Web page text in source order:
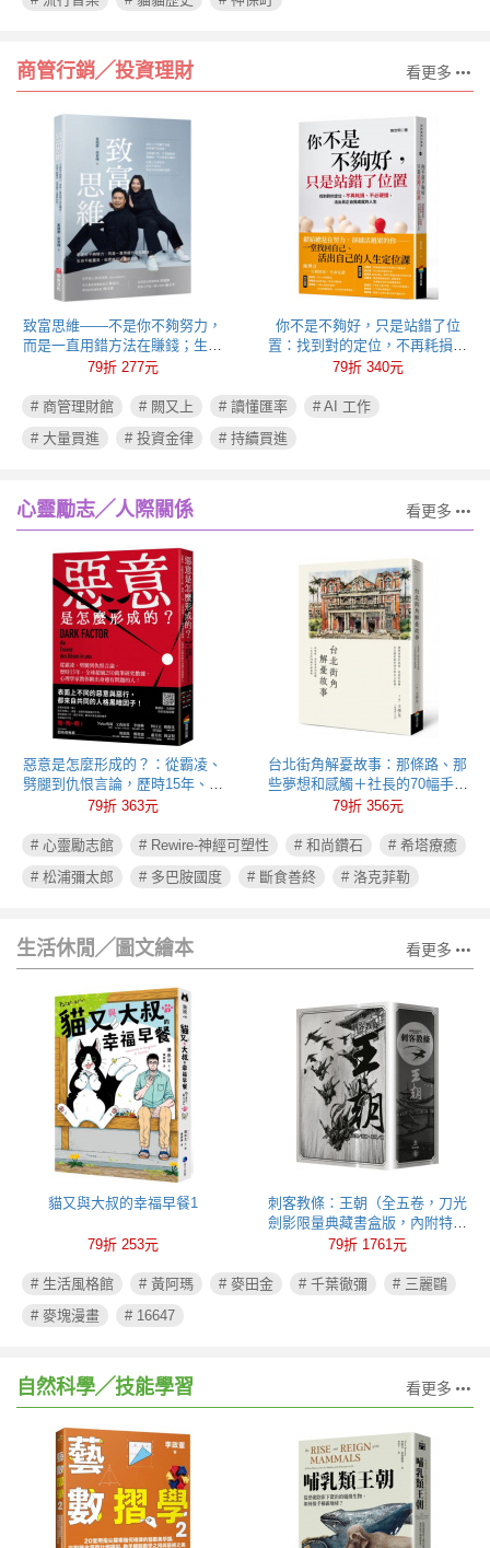
商管行銷╱投資理財 看更多
致富思維——不是你不夠努力，
而是一直用錯方法在賺錢；生命
不能重來，但思維可以重新彩
79折 277元
你不是不夠好，只是站錯了位
置：找到對的定位，不再耗損、
不必硬撐，活出真正自我成就的
79折 340元
# 商管理財館 # 闕又上 # 讀懂匯率
# AI 工作
# 大量買進
# 投資金律 # 持續買進
心靈勵志╱人際關係 看更多
惡意是怎麼形成的？：從霸凌、
劈腿到仇恨言論，歷時15年、全
球超過250萬筆研究數據，心理學
79折 363元
台北街角解憂故事：那條路、那
些夢想和感觸＋社長的70幅手繪
插圖
79折 356元
# 心靈勵志館 # Rewire-神經可塑性 # 和尚鑽石
# 希塔療癒
# 松浦彌太郎
# 多巴胺國度 # 斷食善終 # 洛克菲勒
生活休閒╱圖文繪本 看更多
貓又與大叔的幸福早餐1
79折 253元
刺客教條：王朝（全五卷，刀光
劍影限量典藏書盒版，內附特製
刺客水墨古風海報）
79折 1761元
# 生活風格館 # 黃阿瑪 # 麥田金 # 千葉徹彌
# 三麗鷗
# 麥塊漫畫
# 16647
自然科學╱技能學習 看更多